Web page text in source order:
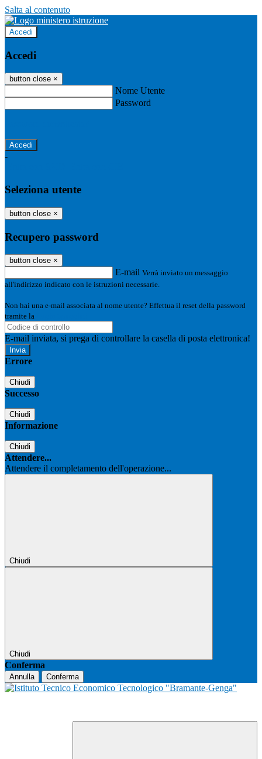
Salta al contenuto
Accedi
Accedi
button close ×
Nome Utente
Password
-
Seleziona utente
button close ×
Recupero password
button close ×
E-mail Verrà inviato un messaggio
all'indirizzo indicato con le istruzioni necessarie.
Non hai una e-mail associata al nome utente? Effettua il reset della password
tramite la
E-mail inviata, si prega di controllare la casella di posta elettronica!
Errore
Chiudi
Successo
Chiudi
Informazione
Chiudi
Attendere...
Attendere il completamento dell'operazione...
Chiudi
Chiudi
Conferma
Annulla Conferma